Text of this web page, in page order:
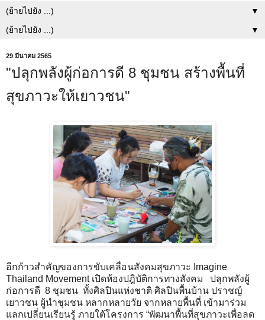
▼
▼
29 มีนาคม 2565
"ปลุกพลังผู้ก่อการดี 8 ชุมชน สร้างพื้นที่
สุขภาวะให้เยาวชน"
อีกก้าวสำคัญของการขับเคลื่อนสังคมสุขภาวะ Imagine
Thailand Movement เปิดห้องปฎิบัติการทางสังคม ปลุกพลังผู้
ก่อการดี 8 ชุมชน ทั้งศิลปินแห่งชาติ ศิลปินพื้นบ้าน ปราชญ์
เยาวชน ผู้นำชุมชน หลากหลายวัย จากหลายพื้นที่ เข้ามาร่วม
แลกเปลี่ยนเรียนรู้ ภายใต้โครงการ “พัฒนาพื้นที่สุขภาวะเพื่อลด